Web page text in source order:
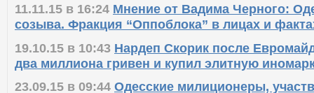
11.11.15 в 16:24 Мнение от Вадима Черного:
созыва. Фракция “Оппоблока” в лицах и
19.10.15 в 10:43 Нардеп Скорик после
два миллиона гривен и купил элитную
23.09.15 в 09:44 Одесские милиционеры,